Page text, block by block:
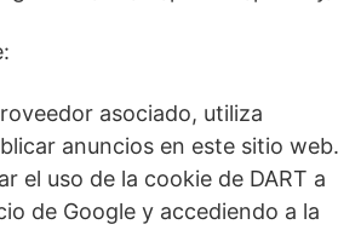
asociado, utiliza
anuncios en este sitio web.
el uso de la cookie de DART a
de Google y accediendo a la